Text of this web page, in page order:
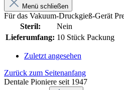
Menü schließen
Für das Vakuum-Druckgieß-Gerät
Steril:
Nein
Lieferumfang: 10 Stück Packung
Zuletzt angesehen
Zurück zum Seitenanfang
Dentale Pioniere seit 1947